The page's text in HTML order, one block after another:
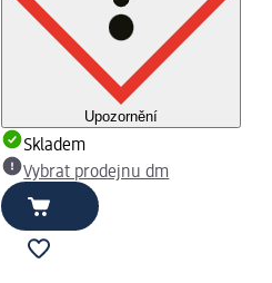
Upozornění
Skladem
Vybrat prodejnu dm